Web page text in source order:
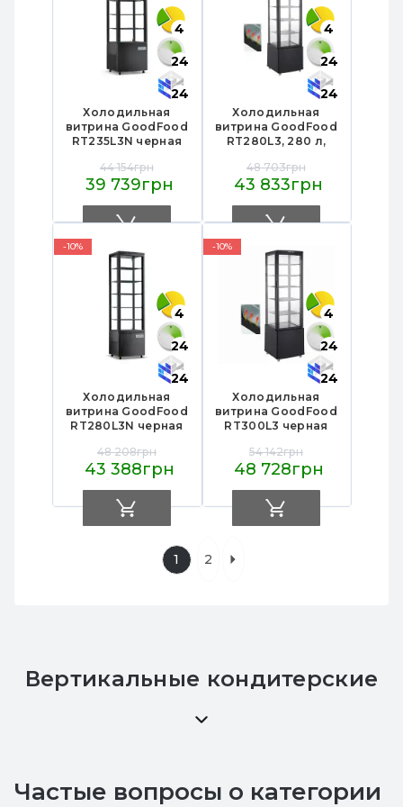
4
24
24
Холодильная
витрина GoodFood
RT235L3N черная
44 154грн
39 739грн
4
24
24
Холодильная
витрина GoodFood
RT280L3, 280 л,
подсветкой, 5
полок, для
изделий, кафе и
магазинов
48 703грн
43 833грн
-10%
4
24
24
Холодильная
витрина GoodFood
RT280L3N черная
48 208грн
43 388грн
-10%
4
24
24
Холодильная
витрина GoodFood
RT300L3 черная
54 142грн
48 728грн
1 2
Вертикальные кондитерские
инструмент продаж
Для каждого бизнеса важно выгодно
Частые вопросы о категории